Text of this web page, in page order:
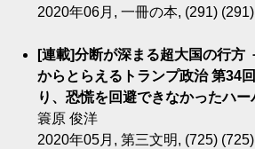
2020年06月, 一冊の本, (291)
[連載]分断が深まる超大国の行方
からとらえるトランプ政治 第34
り、恐慌を回避できなかったハ
簑原 俊洋
2020年05月, 第三文明, (725)